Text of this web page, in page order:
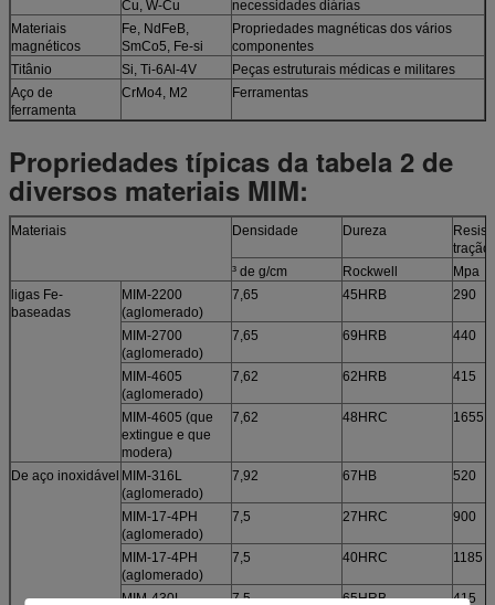
Cu, W-Cu
necessidades diárias
Materiais
magnéticos
Fe, NdFeB,
SmCo5, Fe-si
Propriedades magnéticas dos vários
componentes
Titânio
Si, Ti-6Al-4V
Peças estruturais médicas e militares
Aço de
ferramenta
CrMo4, M2 Ferramentas
Propriedades típicas da tabela 2 de
diversos materiais MIM:
Materiais Densidade Dureza
tração
³ de g/cm
Rockwell
Mpa
ligas Fe-
baseadas
MIM-2200
(aglomerado)
7,65 45HRB 290
MIM-2700
(aglomerado)
7,65 69HRB 440
MIM-4605
(aglomerado)
7,62 62HRB 415
MIM-4605 (que
extingue e que
modera)
7,62 48HRC 1655
De aço inoxidável MIM-316L
(aglomerado)
7,92 67HB 520
MIM-17-4PH
(aglomerado)
7,5 27HRC 900
MIM-17-4PH
(aglomerado)
7,5 40HRC 1185
MIM-430L 7,5 65HRB 415